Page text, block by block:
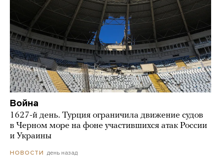
Война
1627-й день. Турция ограничила движение судов
в Черном море на фоне участившихся атак России
и Украины
НОВОСТИ день назад